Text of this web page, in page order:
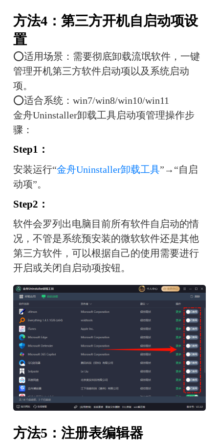
方法4：第三方开机自启动项设
置
⭕适用场景：需要彻底卸载流氓软件，一键
管理开机第三方软件启动项以及系统启动
项。
⭕适合系统：win7/win8/win10/win11
金舟Uninstaller卸载工具启动项管理操作步
骤：
Step1：
安装运行“金舟Uninstaller卸载工具”→“自启
动项”。
Step2：
软件会罗列出电脑目前所有软件自启动的情
况，不管是系统预安装的微软软件还是其他
第三方软件，可以根据自己的使用需要进行
开启或关闭自启动项按钮。
方法5：注册表编辑器